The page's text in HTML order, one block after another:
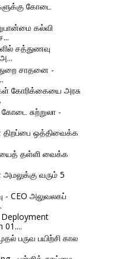
கோடை
கல்வி
சத்துணவு
சாதனை -
கோரிக்கையை அரசு
சுற்றுலா -
திறப்பை ஒத்திவைக்க
தள்ளி வைக்க
அமலுக்கு வரும் 5
- CEO அலுவலகப்
Deployment
01....
பருவ பயிற்சி கால